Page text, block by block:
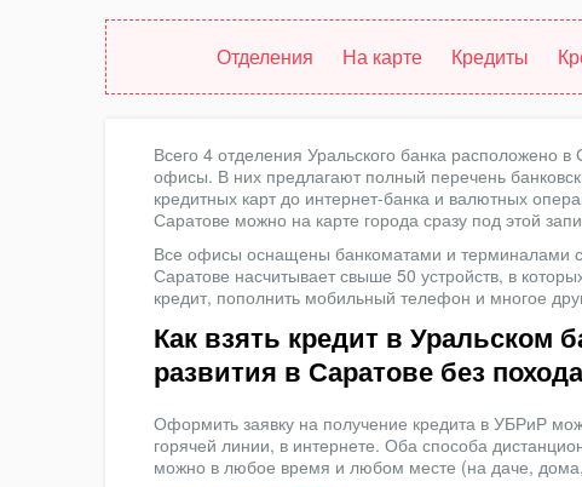
Отделения На карте Кредиты
Всего 4 отделения Уральского банка расположено
офисы. В них предлагают полный перечень
кредитных карт до интернет-банка и валютных
Саратове можно на карте города сразу под этой
Все офисы оснащены банкоматами и терминалами
Саратове насчитывает свыше 50 устройств, в
кредит, пополнить мобильный телефон и многое
Как взять кредит в Уральском
развития в Саратове без
Оформить заявку на получение кредита в УБРиР
горячей линии, в интернете. Оба способа
можно в любое время и любом месте (на даче,